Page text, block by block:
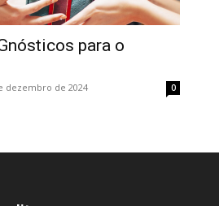
para o
dezembro de 2024 0